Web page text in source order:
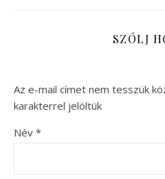
SZÓLJ
Az e-mail címet nem tesszük
karakterrel jelöltük
Név *